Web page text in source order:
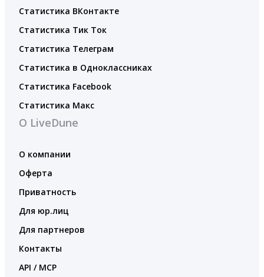
Статистика ВКонтакте
Статистика Тик Ток
Статистика Телеграм
Статистика в Одноклассниках
Статистика Facebook
Статистика Макс
О LiveDune
О компании
Оферта
Приватность
Для юр.лиц
Для партнеров
Контакты
API / MCP